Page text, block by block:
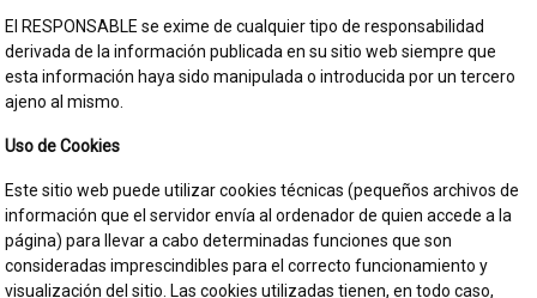
El RESPONSABLE se exime de cualquier tipo de responsabilidad
derivada de la información publicada en su sitio web siempre que
esta información haya sido manipulada o introducida por un tercero
ajeno al mismo.
Uso de Cookies
Este sitio web puede utilizar cookies técnicas (pequeños archivos de
información que el servidor envía al ordenador de quien accede a la
página) para llevar a cabo determinadas funciones que son
consideradas imprescindibles para el correcto funcionamiento y
visualización del sitio. Las cookies utilizadas tienen, en todo caso,